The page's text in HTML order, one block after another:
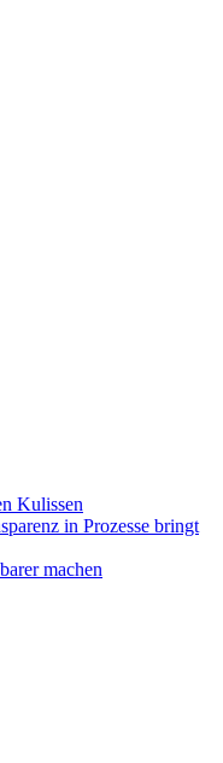
Kulissen
in Prozesse bringt
machen